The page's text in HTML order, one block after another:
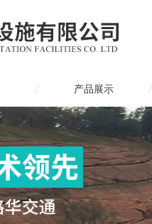
产品展示